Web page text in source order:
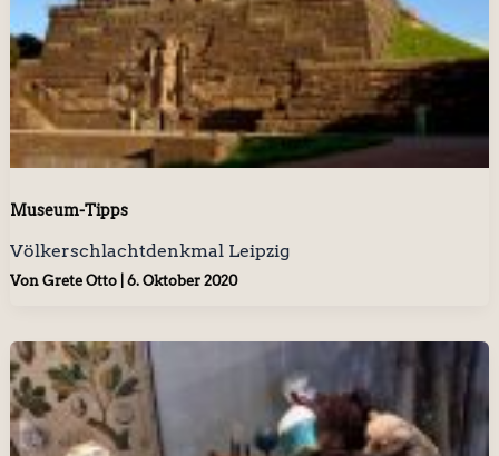
Museum-Tipps
Völkerschlachtdenkmal Leipzig
Von Grete Otto 6. Oktober 2020